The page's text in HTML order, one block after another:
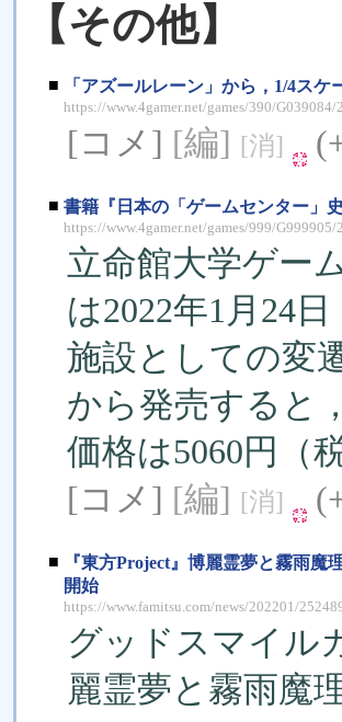
【その他】
■ 「アズールレーン」から，1/4ス
https://www.4gamer.net/games/390/
[コメ] [編] [消]
■ 書籍『日本の「ゲームセンター」
https://www.4gamer.net/games/999/
立命館大学ゲー
は2022年1月24
施設としての変
から発売すると
価格は5060円（
[コメ] [編] [消]
■
『東方Project』博麗霊夢と霧雨魔
開始
https://www.famitsu.com/news/202201/
グッドスマイル
麗霊夢と霧雨魔